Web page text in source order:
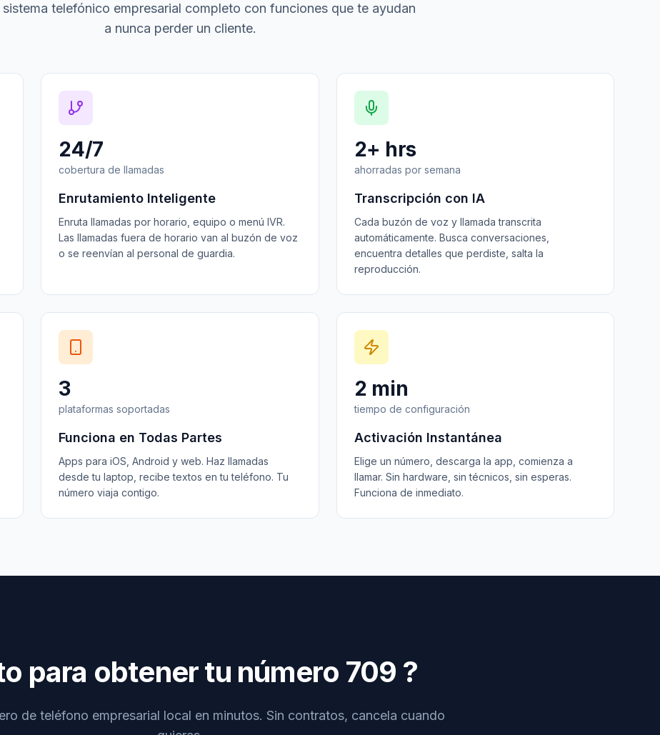
sistema telefónico empresarial completo con funciones que te ayudan
a nunca perder un cliente.
24/7
cobertura de llamadas
Enrutamiento Inteligente
Enruta llamadas por horario, equipo o menú IVR.
Las llamadas fuera de horario van al buzón de voz
o se reenvían al personal de guardia.
2+ hrs
ahorradas por semana
Transcripción con IA
Cada buzón de voz y llamada transcrita
automáticamente. Busca conversaciones,
encuentra detalles que perdiste, salta la
reproducción.
3
plataformas soportadas
Funciona en Todas Partes
Apps para iOS, Android y web. Haz llamadas
desde tu laptop, recibe textos en tu teléfono. Tu
número viaja contigo.
2 min
tiempo de configuración
Activación Instantánea
Elige un número, descarga la app, comienza a
llamar. Sin hardware, sin técnicos, sin esperas.
Funciona de inmediato.
para obtener tu número 709 ?
de teléfono empresarial local en minutos. Sin contratos, cancela cuando